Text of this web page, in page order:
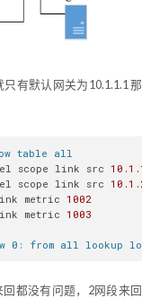
有默认网关为10.1.1.1 那
table all
scope link src 10.1 .1
scope link src 10.1 .2
metric 1002
metric 1003
0: from all lookup
都没有问题，2网段来回